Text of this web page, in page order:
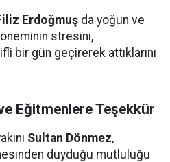
Erdoğmuş da yoğun ve
stresini,
bir gün geçirerek attıklarını
Eğitmenlere Teşekkür
Sultan Dönmez,
duyduğu mutluluğu